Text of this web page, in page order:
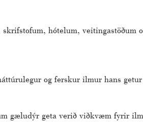
hótelum, veitingastöðum
og ferskur ilmur hans
gæludýr geta verið viðkvæm fyrir